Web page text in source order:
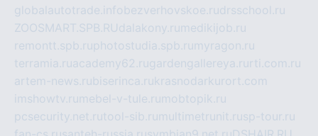
globalautotrade.info bezverhovskoe.rudrsschool.ru
ZOOSMART.SPB.RUdalakony.ru medikijob.ru
remontt.spb.ruphotostudia.spb.ru myragon.ru
terramia.ruacademy62.rugardengallereya.ru rti.com.ru
artem-news.rubiserinca.rukrasnodarkurort.com
imshowtv.ru mebel-v-tule.ru mobtopik.ru
pcsecurity.net.rutool-sib.ru multimetrunit.rusp-tour.ru